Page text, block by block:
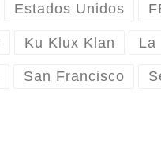
Estados Unidos
Ku Klux Klan La
San Francisco